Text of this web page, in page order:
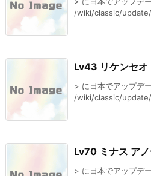
/wiki/classic/
Lv43 リケンセオ
> に日本でアップデ
/wiki/classic/
Lv70 ミナス アノ
> に日本でアップデ